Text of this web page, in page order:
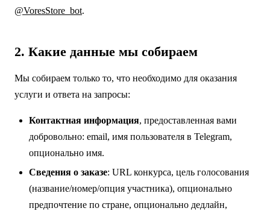
@VoresStore_bot.
2. Какие данные мы собираем
Мы собираем только то, что необходимо для оказания
услуги и ответа на запросы:
Контактная информация, предоставленная вами
добровольно: email, имя пользователя в Telegram,
опционально имя.
Сведения о заказе: URL конкурса, цель голосования
(название/номер/опция участника), опционально
предпочтение по стране, опционально дедлайн,